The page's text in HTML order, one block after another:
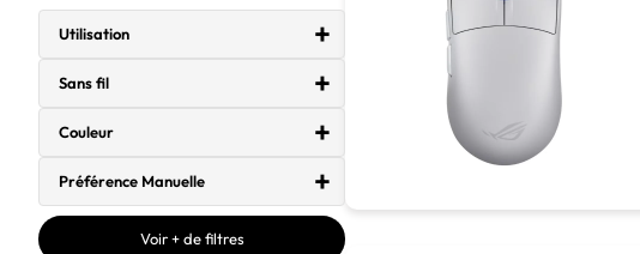
Utilisation
Sans fil
Couleur
Préférence Manuelle
Voir + de filtres